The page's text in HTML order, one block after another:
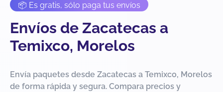
📦 Es gratis, sólo paga tus envíos
Envíos de Zacatecas a
Temixco, Morelos
Envía paquetes desde Zacatecas a Temixco, Morelos
de forma rápida y segura. Compara precios y